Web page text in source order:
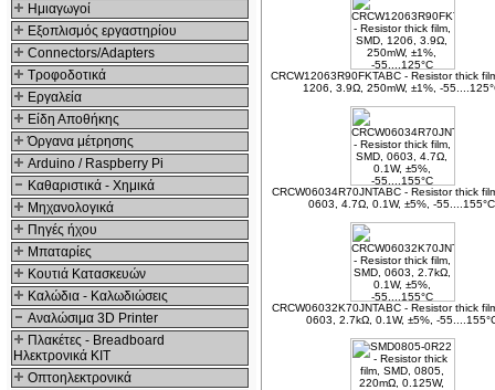
Hμιαγωγοί
Εξοπλισμός εργαστηρίου
Connectors/Adapters
Τροφοδοτικά
Εργαλεία
Είδη Αποθήκης
Όργανα μέτρησης
Arduino / Raspberry Pi
Καθαριστικά - Χημικά
Μηχανολογικά
Πηγές ήχου
Μπαταρίες
Κουτιά Κατασκευών
Καλώδια - Καλωδιώσεις
Αναλώσιμα 3D Printer
Πλακέτες - Breadboard
Ηλεκτρονικά ΚΙΤ
Οπτοηλεκτρονικά
CRCW12063R90FKTABC - Resistor thick
1206, 3.9Ω, 250mW, ±1%, -
CRCW06034R70JNTABC - Resistor thick
0603, 4.7Ω, 0.1W, ±5%, -55....155°C
CRCW06032K70JNTABC - Resistor thick
0603, 2.7kΩ, 0.1W, ±5%, -